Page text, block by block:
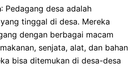
: Pedagang desa adalah
tinggal di desa. Mereka
dengan berbagai macam
senjata, alat, dan bahan
bisa ditemukan di desa-desa